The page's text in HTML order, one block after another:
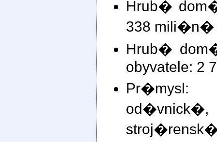
Hrub�
338 mili�n�
Hrub�
obyvatele: 2